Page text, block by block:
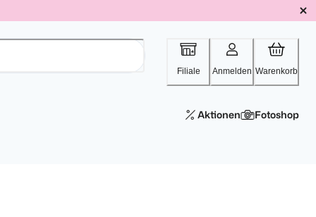
Filiale Anmelden Warenkorb
Aktionen Fotoshop